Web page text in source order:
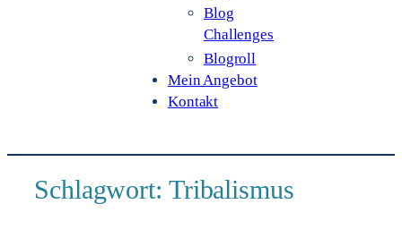
Blog
Challenges
Blogroll
Mein Angebot
Kontakt
Schlagwort: Tribalismus